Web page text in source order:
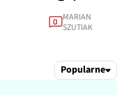
0 MARIAN
SZUTIAK
Popularne